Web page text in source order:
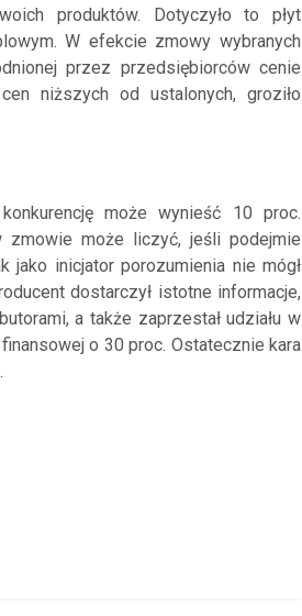
produktów. Dotyczyło to płyt
W efekcie zmowy wybranych
przez przedsiębiorców cenie
niższych od ustalonych, groziło
może wynieść 10 proc.
zmowie może liczyć, jeśli podejmie
jako inicjator porozumienia nie mógł
dostarczył istotne informacje,
a także zaprzestał udziału w
o 30 proc. Ostatecznie kara